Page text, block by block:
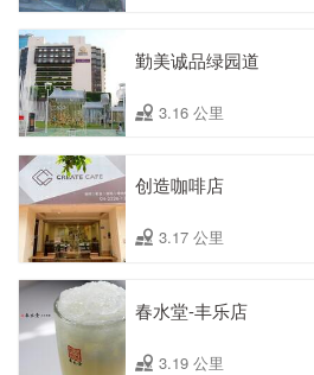
勤美诚品绿园道
3.16 公里
创造咖啡店
3.17 公里
春水堂-丰乐店
3.19 公里